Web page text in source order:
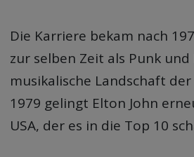
Die Karriere bekam nach
zur selben Zeit als Punk
musikalische Landschaft der
1979 gelingt Elton John
USA, der es in die Top 10